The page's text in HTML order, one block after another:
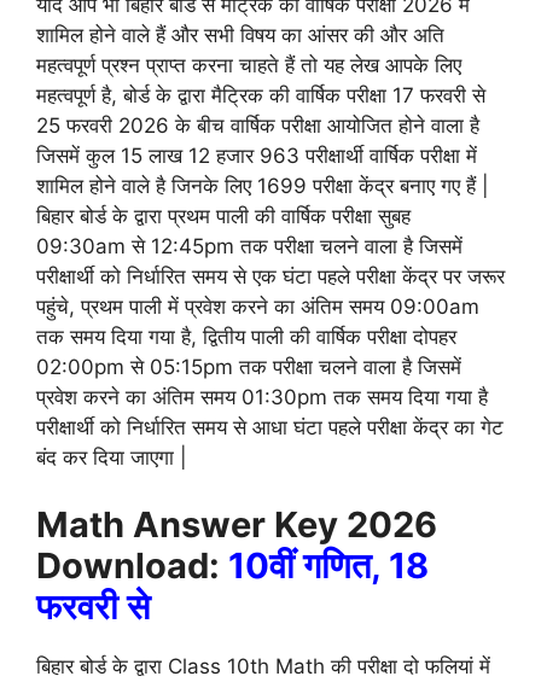
यदि आप भी बिहार बोर्ड से मैट्रिक की वार्षिक परीक्षा 2026 में
शामिल होने वाले हैं और सभी विषय का आंसर की और अति
महत्वपूर्ण प्रश्न प्राप्त करना चाहते हैं तो यह लेख आपके लिए
महत्वपूर्ण है, बोर्ड के द्वारा मैट्रिक की वार्षिक परीक्षा 17 फरवरी से
25 फरवरी 2026 के बीच वार्षिक परीक्षा आयोजित होने वाला है
जिसमें कुल 15 लाख 12 हजार 963 परीक्षार्थी वार्षिक परीक्षा में
शामिल होने वाले है जिनके लिए 1699 परीक्षा केंद्र बनाए गए हैं |
बिहार बोर्ड के द्वारा प्रथम पाली की वार्षिक परीक्षा सुबह
09:30am से 12:45pm तक परीक्षा चलने वाला है जिसमें
परीक्षार्थी को निर्धारित समय से एक घंटा पहले परीक्षा केंद्र पर जरूर
पहुंचे, प्रथम पाली में प्रवेश करने का अंतिम समय 09:00am
तक समय दिया गया है, द्वितीय पाली की वार्षिक परीक्षा दोपहर
02:00pm से 05:15pm तक परीक्षा चलने वाला है जिसमें
प्रवेश करने का अंतिम समय 01:30pm तक समय दिया गया है
परीक्षार्थी को निर्धारित समय से आधा घंटा पहले परीक्षा केंद्र का गेट
बंद कर दिया जाएगा |
Math Answer Key 2026
Download: 10वीं गणित, 18
फरवरी से
बिहार बोर्ड के द्वारा Class 10th Math की परीक्षा दो फलियां में